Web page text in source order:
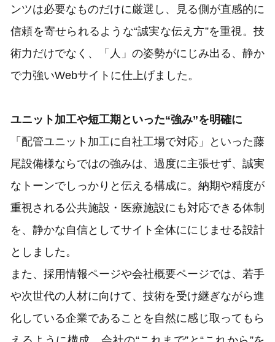
ンツは必要なものだけに厳選し、見る側が直感的に
信頼を寄せられるような“誠実な伝え方”を重視。技
術力だけでなく、「人」の姿勢がにじみ出る、静か
で力強いWebサイトに仕上げました。
ユニット加工や短工期といった“強み”を明確に
「配管ユニット加工に自社工場で対応」といった藤
尾設備様ならではの強みは、過度に主張せず、誠実
なトーンでしっかりと伝える構成に。納期や精度が
重視される公共施設・医療施設にも対応できる体制
を、静かな自信としてサイト全体ににじませる設計
としました。
また、採用情報ページや会社概要ページでは、若手
や次世代の人材に向けて、技術を受け継ぎながら進
化している企業であることを自然に感じ取ってもら